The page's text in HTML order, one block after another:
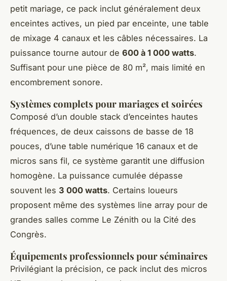
petit mariage, ce pack inclut généralement deux
enceintes actives, un pied par enceinte, une table
de mixage 4 canaux et les câbles nécessaires. La
puissance tourne autour de 600 à 1 000 watts.
Suffisant pour une pièce de 80 m², mais limité en
encombrement sonore.
Systèmes complets pour mariages et soirées
Composé d’un double stack d’enceintes hautes
fréquences, de deux caissons de basse de 18
pouces, d’une table numérique 16 canaux et de
micros sans fil, ce système garantit une diffusion
homogène. La puissance cumulée dépasse
souvent les 3 000 watts. Certains loueurs
proposent même des systèmes line array pour de
grandes salles comme Le Zénith ou la Cité des
Congrès.
Équipements professionnels pour séminaires
Privilégiant la précision, ce pack inclut des micros